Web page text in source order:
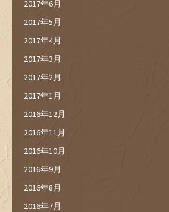
2017年6月
2017年5月
2017年4月
2017年3月
2017年2月
2017年1月
2016年12月
2016年11月
2016年10月
2016年9月
2016年8月
2016年7月